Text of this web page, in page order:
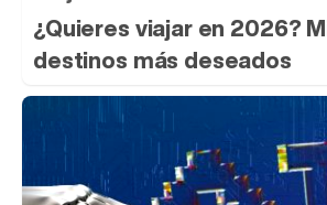
¿Quieres viajar en 2026?
destinos más deseados